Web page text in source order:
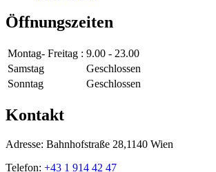
Öffnungszeiten
Montag- Freitag : 9.00 - 23.00
Samstag
Geschlossen
Sonntag
Geschlossen
Kontakt
Adresse: Bahnhofstraße 28,1140 Wien
Telefon: +43 1 914 42 47